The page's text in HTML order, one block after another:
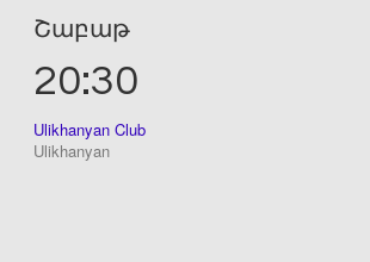
Շաբաթ
20:30
Ulikhanyan Club
Ulikhanyan